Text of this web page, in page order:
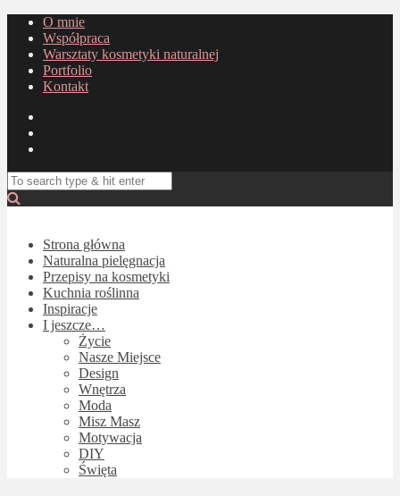
O mnie
Współpraca
Warsztaty kosmetyki naturalnej
Portfolio
Kontakt
Strona główna
Naturalna pielęgnacja
Przepisy na kosmetyki
Kuchnia roślinna
Inspiracje
I jeszcze…
Życie
Nasze Miejsce
Design
Wnętrza
Moda
Misz Masz
Motywacja
DIY
Święta